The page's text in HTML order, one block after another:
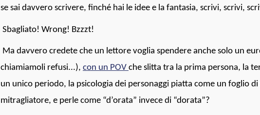
se sai davvero scrivere, finché hai le idee e la fantasia, scrivi, scrivi,
Sbagliato! Wrong! Bzzzt!
Ma davvero credete che un lettore voglia spendere anche solo un
chiamiamoli refusi...), con un POV che slitta tra la prima persona, la
un unico periodo, la psicologia dei personaggi piatta come un foglio
mitragliatore, e perle come “d’orata” invece di “dorata”?